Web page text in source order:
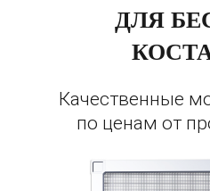
ДЛЯ
Качественные
по ценам от